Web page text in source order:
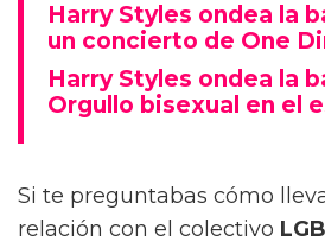
Harry Styles ondea la
un concierto de One
Harry Styles ondea la
Orgullo bisexual en el
Si te preguntabas cómo
relación con el colectivo